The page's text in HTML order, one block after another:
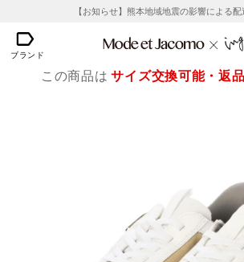
【お知らせ】熊本地域地震の影響による配
ブランド
この商品はサイズ交換可能・返